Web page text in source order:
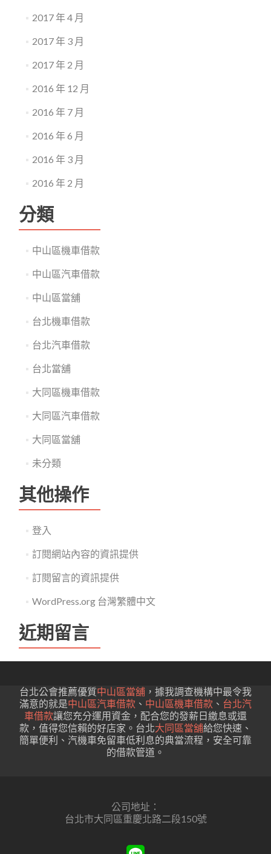
2017 年 4 月
2017 年 3 月
2017 年 2 月
2016 年 12 月
2016 年 7 月
2016 年 6 月
2016 年 3 月
2016 年 2 月
分類
中山區機車借款
中山區汽車借款
中山區當舖
台北機車借款
台北汽車借款
台北當舖
大同區機車借款
大同區汽車借款
大同區當舖
未分類
其他操作
登入
訂閱網站內容的資訊提供
訂閱留言的資訊提供
WordPress.org 台灣繁體中文
近期留言
台北公會推薦優質中山區當舖 ，據我調查機構中最令我
滿意的就是中山區汽車借款 、 中山區機車借款 、 台北汽
車借款讓您充分運用資金，配合您的發薪日繳息或還
款，值得您信賴的好店家。台北大同區當舖給您快速、
簡單便利、汽機車免留車低利息的典當流程，安全可靠
的借款管道。
公司地址：
台北市大同區重慶北路二段150號